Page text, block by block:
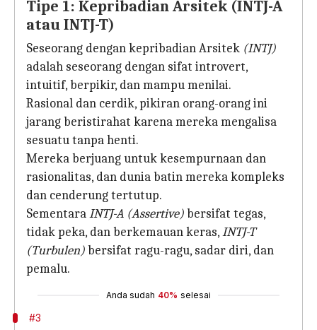
Tipe 1: Kepribadian Arsitek (INTJ-A
atau INTJ-T)
Seseorang dengan kepribadian Arsitek (INTJ)
adalah seseorang dengan sifat introvert,
intuitif, berpikir, dan mampu menilai.
Rasional dan cerdik, pikiran orang-orang ini
jarang beristirahat karena mereka mengalisa
sesuatu tanpa henti.
Mereka berjuang untuk kesempurnaan dan
rasionalitas, dan dunia batin mereka kompleks
dan cenderung tertutup.
SementaraINTJ-A (Assertive)bersifat tegas,
tidak peka, dan berkemauan keras,INTJ-T
(Turbulen)bersifat ragu-ragu, sadar diri, dan
pemalu.
Anda sudah 40% selesai
#3